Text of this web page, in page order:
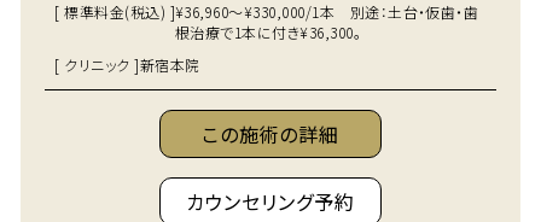
[ 標準料金(税込) ]¥36,960～¥330,000/1本 別途：土台・仮歯・歯
根治療で1本に付き¥36,300。
[ クリニック ]新宿本院
この施術の詳細
カウンセリング予約